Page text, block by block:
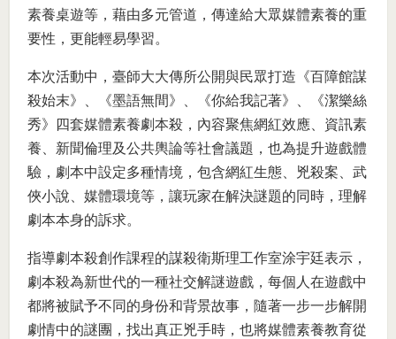
素養桌遊等，藉由多元管道，傳達給大眾媒體素養的重
要性，更能輕易學習。
本次活動中，臺師大大傳所公開與民眾打造《百障館謀
殺始末》、《墨語無間》、《你給我記著》、《潔樂絲
秀》四套媒體素養劇本殺，內容聚焦網紅效應、資訊素
養、新聞倫理及公共輿論等社會議題，也為提升遊戲體
驗，劇本中設定多種情境，包含網紅生態、兇殺案、武
俠小說、媒體環境等，讓玩家在解決謎題的同時，理解
劇本本身的訴求。
指導劇本殺創作課程的謀殺衛斯理工作室涂宇廷表示，
劇本殺為新世代的一種社交解謎遊戲，每個人在遊戲中
都將被賦予不同的身份和背景故事，隨著一步一步解開
劇情中的謎團，找出真正兇手時，也將媒體素養教育從